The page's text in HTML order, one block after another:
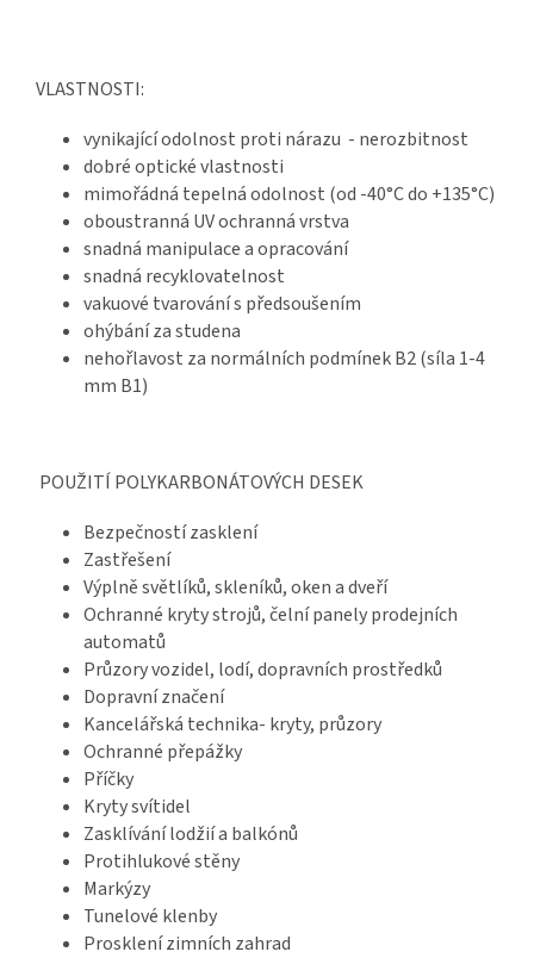
VLASTNOSTI:
vynikající odolnost proti nárazu - nerozbitnost
dobré optické vlastnosti
mimořádná tepelná odolnost (od -40°C do +135°C)
oboustranná UV ochranná vrstva
snadná manipulace a opracování
snadná recyklovatelnost
vakuové tvarování s předsoušením
ohýbání za studena
nehořlavost za normálních podmínek B2 (síla 1-4
mm B1)
POUŽITÍ POLYKARBONÁTOVÝCH DESEK
Bezpečností zasklení
Zastřešení
Výplně světlíků, skleníků, oken a dveří
Ochranné kryty strojů, čelní panely prodejních
automatů
Průzory vozidel, lodí, dopravních prostředků
Dopravní značení
Kancelářská technika- kryty, průzory
Ochranné přepážky
Příčky
Kryty svítidel
Zasklívání lodžií a balkónů
Protihlukové stěny
Markýzy
Tunelové klenby
Prosklení zimních zahrad